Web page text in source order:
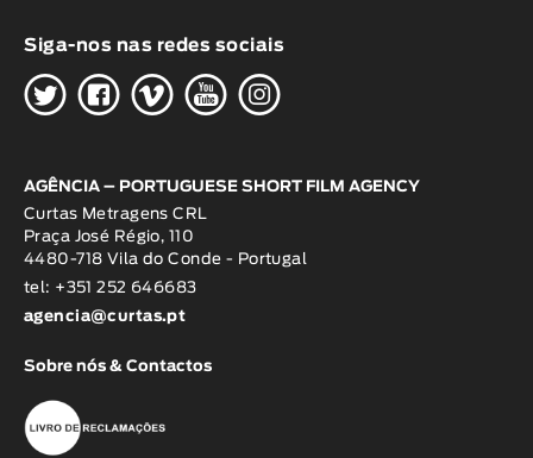
Siga-nos nas redes sociais
HGWOK
AGÊNCIA – PORTUGUESE SHORT FILM AGENCY
Curtas Metragens CRL
Praça José Régio, 110
4480-718 Vila do Conde - Portugal
tel: +351 252 646683
agencia@curtas.pt
Sobre nós & Contactos